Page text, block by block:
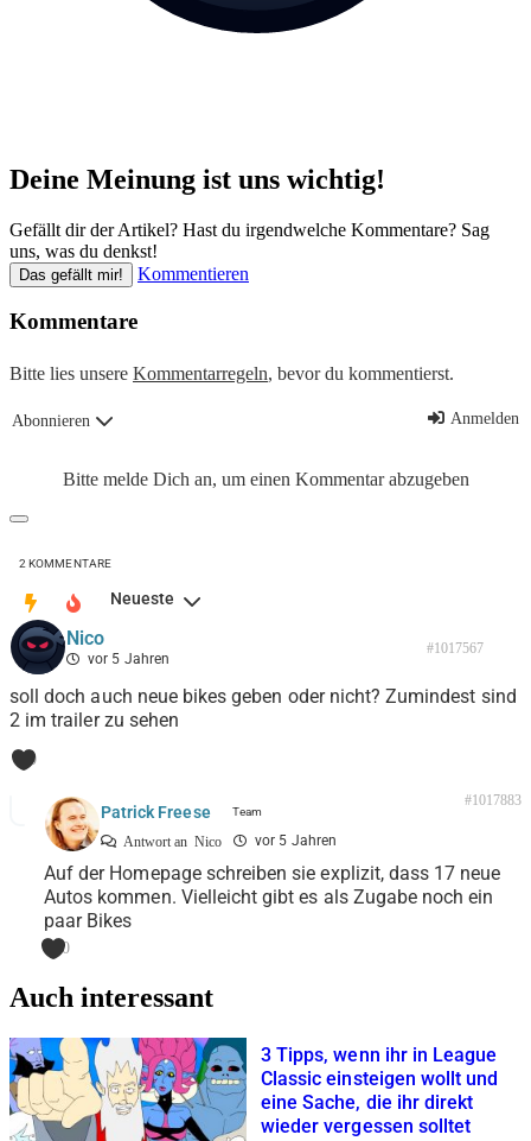
Deine Meinung ist uns wichtig!
Gefällt dir der Artikel? Hast du irgendwelche Kommentare? Sag
uns, was du denkst!
Das gefällt mir! Kommentieren
Kommentare
Bitte lies unsere Kommentarregeln, bevor du kommentierst.
Abonnieren Anmelden
Bitte melde Dich an, um einen Kommentar abzugeben
2 KOMMENTARE
Neueste
Nico
vor 5 Jahren
#1017567
soll doch auch neue bikes geben oder nicht? Zumindest sind
2 im trailer zu sehen
0
Patrick Freese
Antwort an Nico vor 5 Jahren
#1017883
Auf der Homepage schreiben sie explizit, dass 17 neue
Autos kommen. Vielleicht gibt es als Zugabe noch ein
paar Bikes
0
Auch interessant
3 Tipps, wenn ihr in League
Classic einsteigen wollt und
eine Sache, die ihr direkt
wieder vergessen solltet